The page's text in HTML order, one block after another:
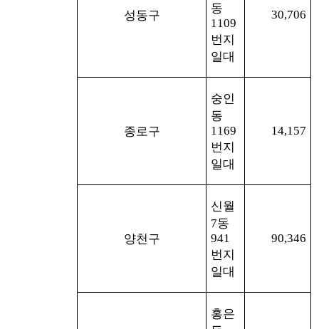
성동구
동
1109
번지
일대
30,706
종로구
숭인
동
1169
번지
일대
14,157
양천구
신월
7동
941
번지
일대
90,346
홍은